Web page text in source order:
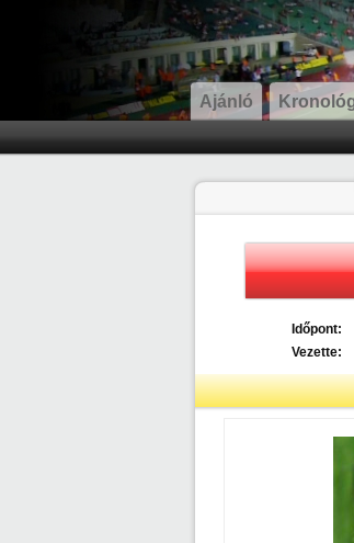
Ajánló
Időpont:
Vezette: